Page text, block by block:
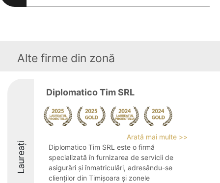
Alte firme din zonă
Laureați
Diplomatico Tim SRL
Arată mai multe >>
Diplomatico Tim SRL este o firmă
specializată în furnizarea de servicii de
asigurări și înmatriculări, adresându-se
clienților din Timișoara și zonele